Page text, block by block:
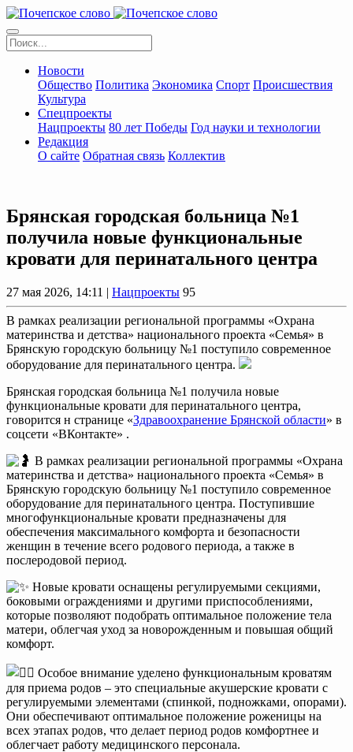
Новости
Общество Политика Экономика Спорт Происшествия
Культура
Спецпроекты
Нацпроекты 80 лет Победы Год науки и технологии
Редакция
О сайте Обратная связь Коллектив
Брянская городская больница №1
получила новые функциональные
кровати для перинатального центра
27 мая 2026, 14:11 | Нацпроекты 95
В рамках реализации региональной программы «Охрана
материнства и детства» национального проекта «Семья» в
Брянскую городскую больницу №1 поступило современное
оборудование для перинатального центра.
Брянская городская больница №1 получила новые
функциональные кровати для перинатального центра,
говорится н странице «Здравоохранение Брянской области» в
соцсети «ВКонтакте» .
В рамках реализации региональной программы «Охрана
материнства и детства» национального проекта «Семья» в
Брянскую городскую больницу №1 поступило современное
оборудование для перинатального центра. Поступившие
многофункциональные кровати предназначены для
обеспечения максимального комфорта и безопасности
женщин в течение всего родового периода, а также в
послеродовой период.
Новые кровати оснащены регулируемыми секциями,
боковыми ограждениями и другими приспособлениями,
которые позволяют подобрать оптимальное положение тела
матери, облегчая уход за новорожденным и повышая общий
комфорт.
Особое внимание уделено функциональным кроватям
для приема родов – это специальные акушерские кровати с
регулируемыми элементами (спинкой, подножками, опорами).
Они обеспечивают оптимальное положение роженицы на
всех этапах родов, что делает период родов комфортнее и
облегчает работу медицинского персонала.